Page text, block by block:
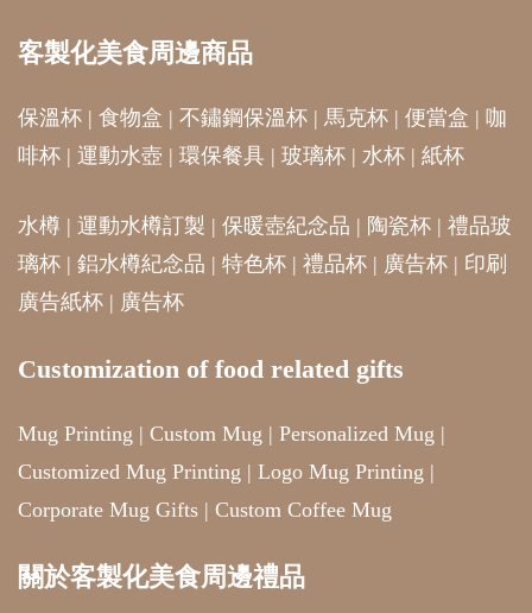
客製化美食周邊商品
保溫杯 | 食物盒 | 不鏽鋼保溫杯 | 馬克杯 | 便當盒 | 咖
啡杯 | 運動水壺 | 環保餐具 | 玻璃杯 | 水杯 | 紙杯
水樽 | 運動水樽訂製 | 保暖壺紀念品 | 陶瓷杯 | 禮品玻
璃杯 | 鋁水樽紀念品 | 特色杯 | 禮品杯 | 廣告杯 | 印刷
廣告紙杯 | 廣告杯
Customization of food related gifts
Mug Printing | Custom Mug | Personalized Mug |
Customized Mug Printing | Logo Mug Printing |
Corporate Mug Gifts | Custom Coffee Mug
關於客製化美食周邊禮品